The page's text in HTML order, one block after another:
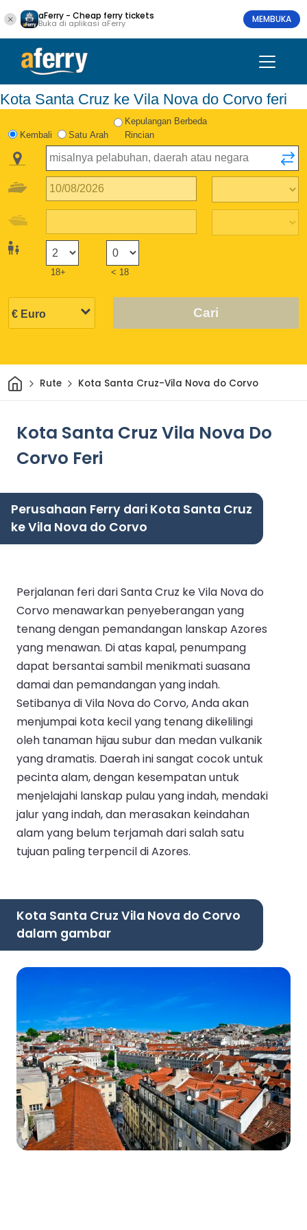
aFerry - Cheap ferry tickets
Buka di aplikasi aFerry MEMBUKA
Kota Santa Cruz ke Vila Nova do Corvo feri
Kembali Satu Arah
Kepulangan Berbeda
Rincian
18+ < 18
Cari
Rumah
Rute Kota Santa Cruz-Vila Nova do Corvo
Kota Santa Cruz Vila Nova Do
Corvo Feri
Perusahaan Ferry dari Kota Santa Cruz
ke Vila Nova do Corvo
Perjalanan feri dari Santa Cruz ke Vila Nova do
Corvo menawarkan penyeberangan yang
tenang dengan pemandangan lanskap Azores
yang menawan. Di atas kapal, penumpang
dapat bersantai sambil menikmati suasana
damai dan pemandangan yang indah.
Setibanya di Vila Nova do Corvo, Anda akan
menjumpai kota kecil yang tenang dikelilingi
oleh tanaman hijau subur dan medan vulkanik
yang dramatis. Daerah ini sangat cocok untuk
pecinta alam, dengan kesempatan untuk
menjelajahi lanskap pulau yang indah, mendaki
jalur yang indah, dan merasakan keindahan
alam yang belum terjamah dari salah satu
tujuan paling terpencil di Azores.
Kota Santa Cruz Vila Nova do Corvo
dalam gambar